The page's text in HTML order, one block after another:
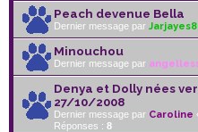
Peach devenue Bella
Dernier message par
Minouchou
Dernier message par
Denya et Dolly nées
27/10/2008
Dernier message par Caroline
Réponses : 8